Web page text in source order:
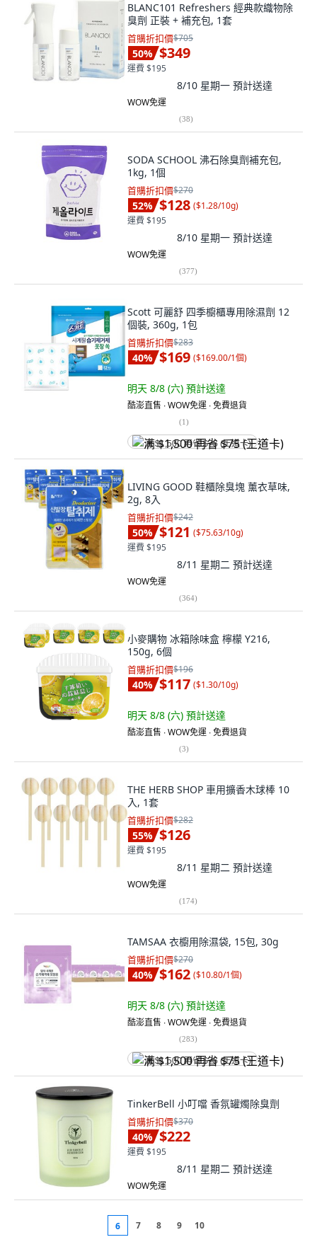
BLANC101 Refreshers 經典款織物除
臭劑 正裝 + 補充包, 1套
首購折扣價$705
50% $349
運費 $195
8/10 星期一 預計送達
WOW免運
(38)
SODA SCHOOL 沸石除臭劑補充包,
1kg, 1個
首購折扣價$270
52% $128 ($1.28/10g)
運費 $195
8/10 星期一 預計送達
WOW免運
(377)
Scott 可麗舒 四季櫥櫃專用除濕劑 12
個裝, 360g, 1包
首購折扣價$283
40% $169 ($169.00/1個)
明天 8/8 (六) 預計送達
酷澎直售 ∙ WOW免運 ∙ 免費退貨
(1)
满 $1,500 再省 $75 (王道卡)
LIVING GOOD 鞋櫃除臭塊 薰衣草味,
2g, 8入
首購折扣價$242
50% $121 ($75.63/10g)
運費 $195
8/11 星期二 預計送達
WOW免運
(364)
小麥購物 冰箱除味盒 檸檬 Y216,
150g, 6個
首購折扣價$196
40% $117 ($1.30/10g)
明天 8/8 (六) 預計送達
酷澎直售 ∙ WOW免運 ∙ 免費退貨
(3)
THE HERB SHOP 車用擴香木球棒 10
入, 1套
首購折扣價$282
55% $126
運費 $195
8/11 星期二 預計送達
WOW免運
(174)
TAMSAA 衣櫥用除濕袋, 15包, 30g
首購折扣價$270
40% $162 ($10.80/1個)
明天 8/8 (六) 預計送達
酷澎直售 ∙ WOW免運 ∙ 免費退貨
(283)
满 $1,500 再省 $75 (王道卡)
TinkerBell 小叮噹 香氛罐燭除臭劑
首購折扣價$370
40% $222
運費 $195
8/11 星期二 預計送達
WOW免運
6 7 8 9 10